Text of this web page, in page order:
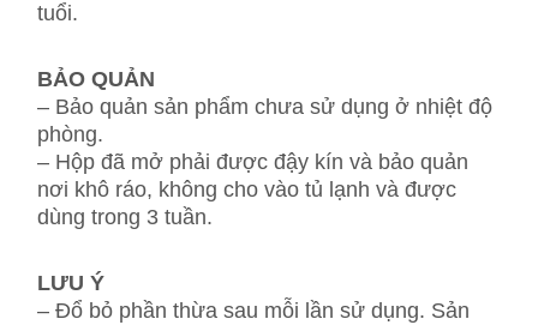
tuổi.
BẢO QUẢN
– Bảo quản sản phẩm chưa sử dụng ở nhiệt độ
phòng.
– Hộp đã mở phải được đậy kín và bảo quản
nơi khô ráo, không cho vào tủ lạnh và được
dùng trong 3 tuần.
LƯU Ý
– Đổ bỏ phần thừa sau mỗi lần sử dụng. Sản